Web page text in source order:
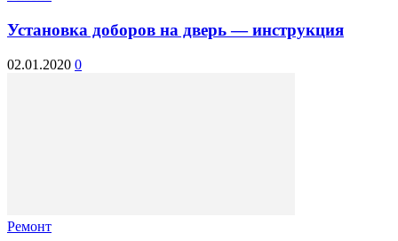
Установка доборов на дверь — инструкция
02.01.2020 0
Ремонт